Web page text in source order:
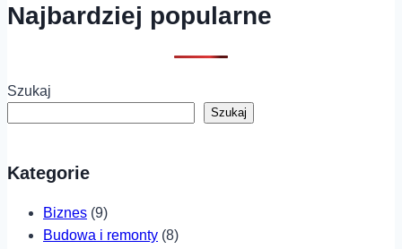
Najbardziej popularne
Szukaj
Szukaj
Kategorie
Biznes (9)
Budowa i remonty (8)